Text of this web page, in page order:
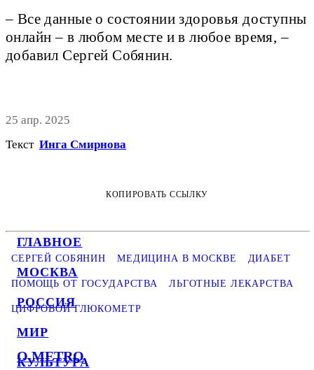
ГЛАВНОЕ
МОСКВА
РОССИЯ
МИР
КУЛЬТУРА
– Все данные о состоянии здоровья доступны
онлайн – в любом месте и в любое время, –
добавил Сергей Собянин.
25 апр. 2025
Текст Инга Смирнова
КОПИРОВАТЬ ССЫЛКУ
СЕРГЕЙ СОБЯНИН МЕДИЦИНА В МОСКВЕ ДИАБЕТ
ПОМОЩЬ ОТ ГОСУДАРСТВА ЛЬГОТНЫЕ ЛЕКАРСТВА
ЦИФРОВОЙ ГЛЮКОМЕТР
О METRO